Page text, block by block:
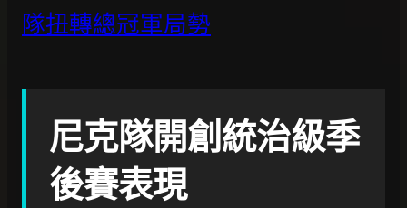
隊扭轉總冠軍局勢
尼克隊開創統治級季
後賽表現